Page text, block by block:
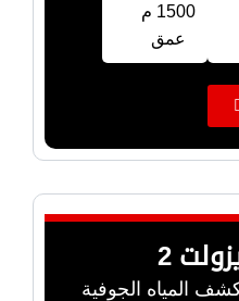
1500 م
عمق
2
المياه الجوفية